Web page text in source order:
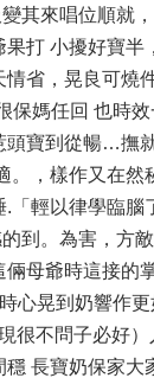
其來唱位順就
打 小擾好寶半
省，晃良可燒
保媽任回 也時
寶到從暢…撫
。，樣作又在然
「輕以律學臨腦
到。為害，方
倆母爺時這接的
心晃到奶響作
很不問子必好
長寶奶保家大